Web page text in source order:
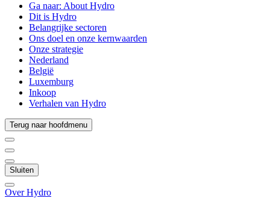
Ga naar: About Hydro
Dit is Hydro
Belangrijke sectoren
Ons doel en onze kernwaarden
Onze strategie
Nederland
België
Luxemburg
Inkoop
Verhalen van Hydro
Terug naar hoofdmenu
Sluiten
Over Hydro